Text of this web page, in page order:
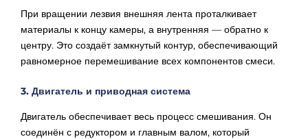
При вращении лезвия внешняя лента проталкивает
материалы к концу камеры, а внутренняя — обратно к
центру. Это создаёт замкнутый контур, обеспечивающий
равномерное перемешивание всех компонентов смеси.
3. Двигатель и приводная система
Двигатель обеспечивает весь процесс смешивания. Он
соединён с редуктором и главным валом, который